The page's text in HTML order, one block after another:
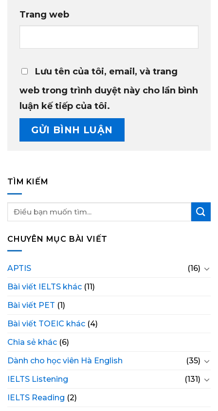
Trang web
Lưu tên của tôi, email, và trang
web trong trình duyệt này cho lần bình
luận kế tiếp của tôi.
TÌM KIẾM
CHUYÊN MỤC BÀI VIẾT
APTIS
(16)
Bài viết IELTS khác (11)
Bài viết PET (1)
Bài viết TOEIC khác (4)
Chia sẻ khác (6)
Dành cho học viên Hà English
(35)
IELTS Listening
(131)
IELTS Reading (2)